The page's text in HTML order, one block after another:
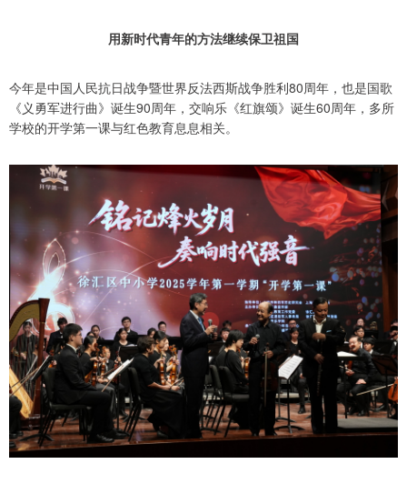
用新时代青年的方法继续保卫祖国
今年是中国人民抗日战争暨世界反法西斯战争胜利80周年，也是国歌
《义勇军进行曲》诞生90周年，交响乐《红旗颂》诞生60周年，多所
学校的开学第一课与红色教育息息相关。